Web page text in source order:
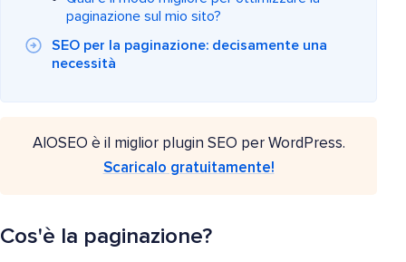
paginazione sul mio sito?
SEO per la paginazione: decisamente una
necessità
AIOSEO è il miglior plugin SEO per WordPress.
Scaricalo gratuitamente!
Cos'è la paginazione?